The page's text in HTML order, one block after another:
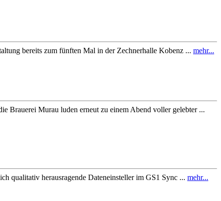
bereits zum fünften Mal in der Zechnerhalle Kobenz ... mehr...
Brauerei Murau luden erneut zu einem Abend voller gelebter ...
qualitativ herausragende Dateneinsteller im GS1 Sync ... mehr...